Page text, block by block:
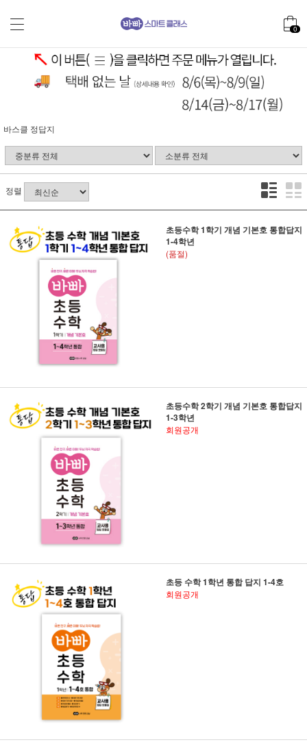
0
바스클 정답지
정렬
초등수학 1학기 개념 기본호 통합답지
1-4학년
(품절)
초등수학 2학기 개념 기본호 통합답지
1-3학년
회원공개
초등 수학 1학년 통합 답지 1-4호
회원공개